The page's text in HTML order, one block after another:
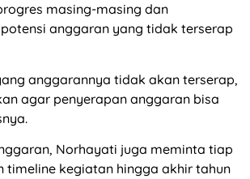
masing-masing dan
anggaran yang tidak terserap
anggarannya tidak akan terserap,
agar penyerapan anggaran bisa
Norhayati juga meminta tiap
timeline kegiatan hingga akhir tahun